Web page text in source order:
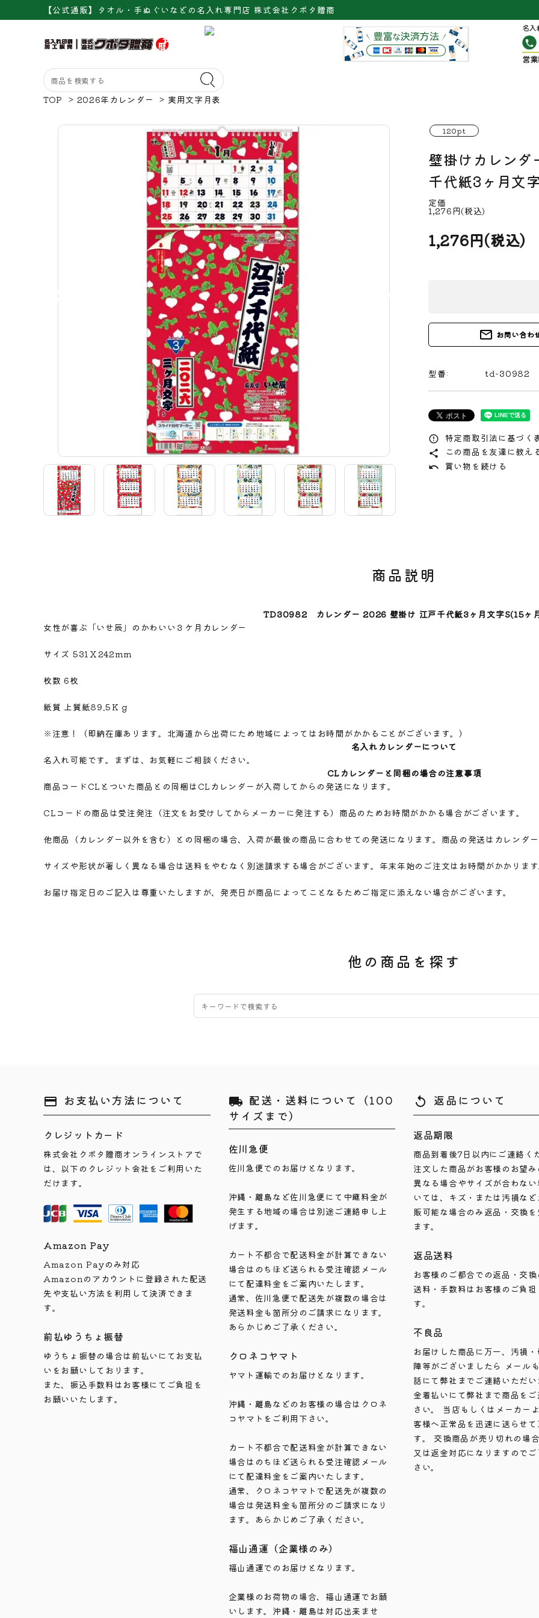
【公式通販】タオル・手ぬぐいなどの名入れ専門店 株式会社クボタ贈商
TOP > 2026年カレンダー > 実用文字月表
120pt
壁掛けカレン
千代紙3ヶ月文
定価
1,276円(税込)
1,276円(税込)
mail_outline お問い合わ
型番: td-30982
error_outline 特定商取引法に基づく
share この商品を友達に教え
undo 買い物を続ける
商品説明
TD30982 カレンダー 2026 壁掛け 江戸千代紙3ヶ月文字S(15ヶ
女性が喜ぶ「いせ辰」のかわいい３ケ月カレンダー
サイズ 531Ｘ242ｍｍ
枚数 6枚
紙質 上質紙89.5Ｋｇ
※注意！（即納在庫あります。北海道から出荷にため地域によってはお時間がかかることがございます。）
名入れカレンダーについて
名入れ可能です。まずは、お気軽にご相談ください。
CLカレンダーと同梱の場合の注意事項
商品コードCLとついた商品との同梱はCLカレンダーが入荷してからの発送になります。
CLコードの商品は受注発注（注文をお受けしてからメーカーに発注する）商品のためお時間がかかる場合がございます。
他商品（カレンダー以外を含む）との同梱の場合、入荷が最後の商品に合わせての発送になります。商品の発送はカレンダ
サイズや形状が著しく異なる場合は送料をやむなく別途請求する場合がございます。年末年始のご注文はお時間がかかりま
お届け指定日のご記入は尊重いたしますが、発売日が商品によってことなるためご指定に添えない場合がございます。
他の商品を探す
payment お支払い方法について
クレジットカード
株式会社クボタ贈商オンラインストアで
は、以下のクレジット会社をご利用いた
だけます。
Amazon Pay
Amazon Payのみ対応
Amazonのアカウントに登録された配送
先や支払い方法を利用して決済できま
す。
前払ゆうちょ振替
ゆうちょ振替の場合は前払いにてお支払
いをお願いしております。
また、振込手数料はお客様にてご負担を
お願いいたします。
local_shipping 配送・送料について（100
サイズまで）
佐川急便
佐川急便でのお届けとなります。
沖縄・離島など佐川急便にて中継料金が
発生する地域の場合は別途ご連絡申し上
げます。
カート不都合で配送料金が計算できない
場合はのちほど送られる受注確認メール
にて配達料金をご案内いたします。
通常、佐川急便で配送先が複数の場合は
発送料金も箇所分のご請求になります。
あらかじめご了承ください。
クロネコヤマト
ヤマト運輸でのお届けとなります。
沖縄・離島などのお客様の場合はクロネ
コヤマトをご利用下さい。
カート不都合で配送料金が計算できない
場合はのちほど送られる受注確認メール
にて配達料金をご案内いたします。
通常、クロネコヤマトで配送先が複数の
場合は発送料金も箇所分のご請求になり
ます。あらかじめご了承ください。
福山通運（企業様のみ）
福山通運でのお届けとなります。
企業様のお荷物の場合、福山通運でお願
いします。沖縄・離島は対応出来ませ
replay 返品について
返品期限
商品到着後7日以内にご連絡く
注文した商品がお客様のお望
異なる場合やサイズが合わな
いては、キズ・または汚損な
販可能な場合のみ返品・交換
ます。
返品送料
お客様のご都合での返品・交
送料・手数料はお客様のご負
す。
不良品
お届けした商品に万一、汚損
障等がございましたら メール
話にて弊社までご連絡いただ
金着払いにて弊社まで商品を
さい。 当店もしくはメーカー
客様へ正常品を迅速に送らせ
す。 交換商品が売り切れの場
又は返金対応になりますので
さい。